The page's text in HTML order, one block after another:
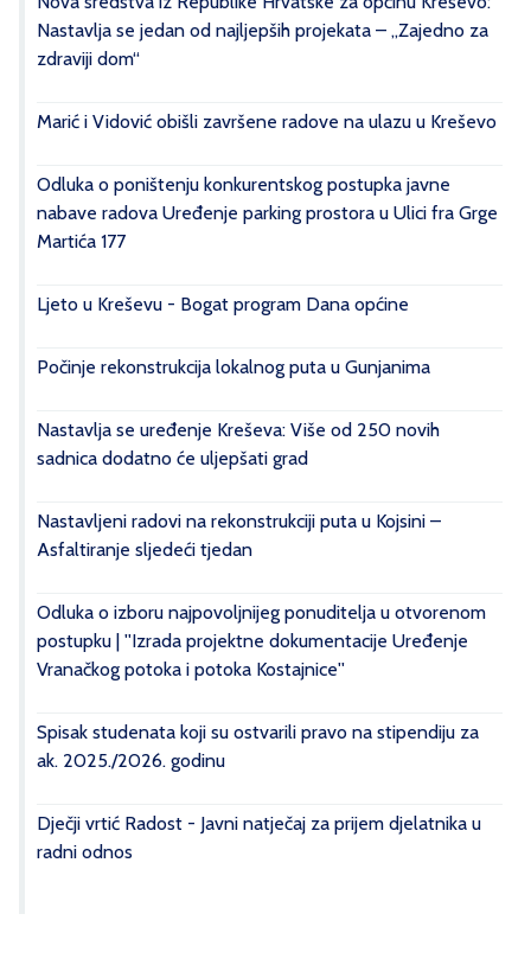
Nastavlja se jedan od najljepših projekata – „Zajedno za
zdraviji dom“
Marić i Vidović obišli završene radove na ulazu u Kreševo
Odluka o poništenju konkurentskog postupka javne
nabave radova Uređenje parking prostora u Ulici fra Grge
Martića 177
Ljeto u Kreševu - Bogat program Dana općine
Počinje rekonstrukcija lokalnog puta u Gunjanima
Nastavlja se uređenje Kreševa: Više od 250 novih
sadnica dodatno će uljepšati grad
Nastavljeni radovi na rekonstrukciji puta u Kojsini –
Asfaltiranje sljedeći tjedan
Odluka o izboru najpovoljnijeg ponuditelja u otvorenom
postupku | ''Izrada projektne dokumentacije Uređenje
Vranačkog potoka i potoka Kostajnice''
Spisak studenata koji su ostvarili pravo na stipendiju za
ak. 2025./2026. godinu
Dječji vrtić Radost - Javni natječaj za prijem djelatnika u
radni odnos